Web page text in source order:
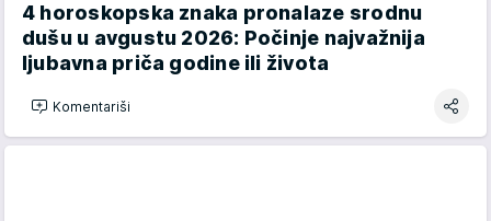
4 horoskopska znaka pronalaze srodnu
dušu u avgustu 2026: Počinje najvažnija
ljubavna priča godine ili života
Komentariši